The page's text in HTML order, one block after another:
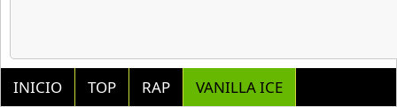
INICIO TOP RAP VANILLA ICE